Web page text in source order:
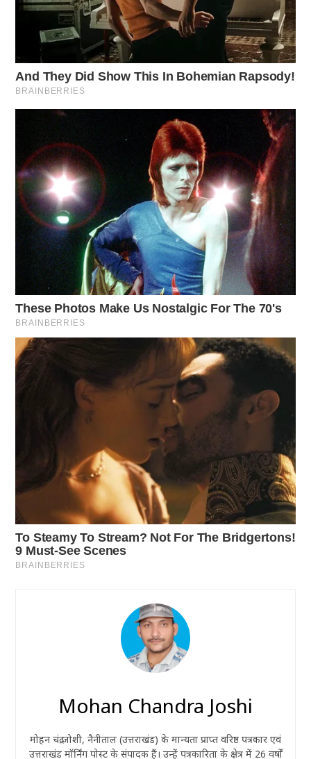
Mohan Chandra Joshi
मोहन चंद्र जोशी, नैनीताल (उत्तराखंड) के मान्यता प्राप्त वरिष्ठ पत्रकार एवं
उत्तराखंड मॉर्निंग पोस्ट के संपादक हैं। उन्हें पत्रकारिता के क्षेत्र में 26 वर्षों